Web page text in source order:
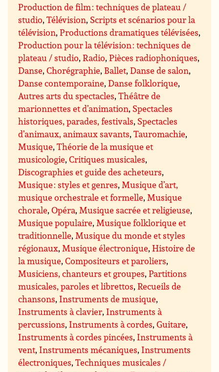
Production de film : techniques de plateau /
studio,Télévision, Scripts et scénarios pour la
télévision,Productions dramatiques télévisées,
Production pour la télévision : techniques de
plateau / studio,Radio,Pièces radiophoniques,
Danse,Chorégraphie, Ballet,Danse de salon,
Danse contemporaine,Danse folklorique,
Autres arts du spectacles,Théâtre de
marionnettes et d’animation, Spectacles
historiques, parades, festivals, Spectacles
d’animaux, animaux savants,Tauromachie,
Musique,Théorie de la musique et
musicologie,Critiques musicales,
Discographies et guide des acheteurs,
Musique : styles et genres,Musique d’art,
musique orchestrale et formelle,Musique
chorale,Opéra,Musique sacrée et religieuse,
Musique populaire,Musique folklorique et
traditionnelle,Musique du monde et styles
régionaux,Musique électronique,Histoire de
la musique,Compositeurs et paroliers,
Musiciens, chanteurs et groupes,Partitions
musicales, paroles et librettos,Recueils de
chansons, Instruments de musique,
Instruments à clavier, Instruments à
percussions, Instruments à cordes,Guitare,
Instruments à cordes pincées, Instruments à
vent, Instruments mécaniques, Instruments
électroniques,Techniques musicales /